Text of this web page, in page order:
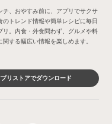
チ、おやすみ前に、アプリでサクサ
のトレンド情報や簡単レシピに毎日
リ。内食・外食問わず、グルメや料
する幅広い情報を楽しめます。
リストアでダウンロード